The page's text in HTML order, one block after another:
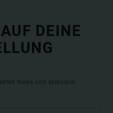
DEINE
News und exklusive